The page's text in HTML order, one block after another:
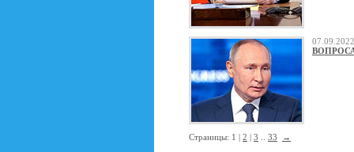
Страницы: 1 | 2 | 3 33 →